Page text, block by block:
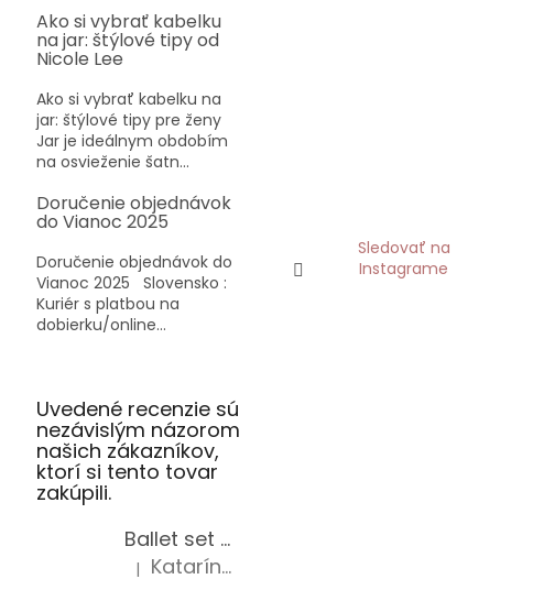
Ako si vybrať kabelku
na jar: štýlové tipy od
Nicole Lee
Ako si vybrať kabelku na
jar: štýlové tipy pre ženy
Jar je ideálnym obdobím
na osvieženie šatn...
Doručenie objednávok
do Vianoc 2025
Doručenie objednávok do
Vianoc 2025 Slovensko :
Kuriér s platbou na
dobierku/online...
Sledovať na
Instagrame
Uvedené recenzie sú
nezávislým názorom
našich zákazníkov,
ktorí si tento tovar
zakúpili.
Ballet set školská taška, nerezová fľaša a plný peračník s motívom baletky pre dievča
Hodnotenie produktu je 5 z 5 hviezdičiek.
| Katarína Sz.